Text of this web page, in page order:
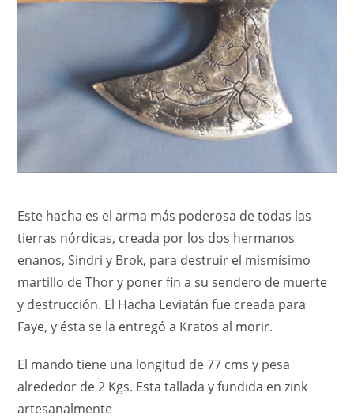
Este hacha es el arma más poderosa de todas las
tierras nórdicas, creada por los dos hermanos
enanos, Sindri y Brok, para destruir el mismísimo
martillo de Thor y poner fin a su sendero de muerte
y destrucción. El Hacha Leviatán fue creada para
Faye, y ésta se la entregó a Kratos al morir.
El mando tiene una longitud de 77 cms y pesa
alrededor de 2 Kgs. Esta tallada y fundida en zink
artesanalmente